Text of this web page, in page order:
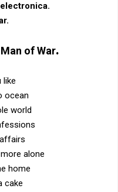
of War.
like
ocean
world
alone
home
cake